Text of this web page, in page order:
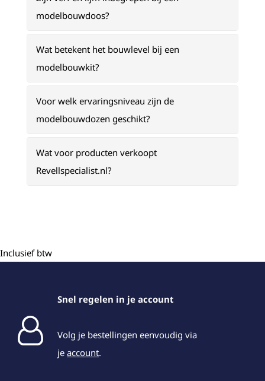
modelbouwdoos?
Wat betekent het bouwlevel bij een
modelbouwkit?
Voor welk ervaringsniveau zijn de
modelbouwdozen geschikt?
Wat voor producten verkoopt
Revellspecialist.nl?
Inclusief btw
Snel regelen in je account
Volg je bestellingen eenvoudig via
je account.